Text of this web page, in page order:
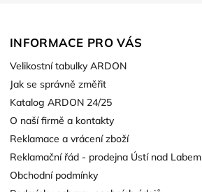
INFORMACE PRO VÁS
Velikostní tabulky ARDON
Jak se správně změřit
Katalog ARDON 24/25
O naší firmě a kontakty
Reklamace a vrácení zboží
Reklamační řád - prodejna Ústí nad Labem
Obchodní podmínky